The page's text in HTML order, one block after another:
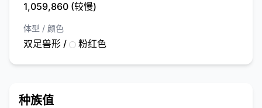
1,059,860 (较慢)
体型 / 颜色
双足兽形 / 粉红色
种族值